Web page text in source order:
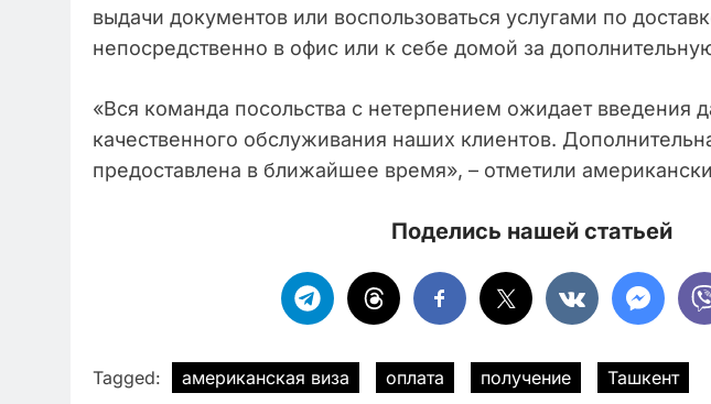
выдачи документов или воспользоваться услугами по
непосредственно в офис или к себе домой за
«Вся команда посольства с нетерпением ожидает введения
качественного обслуживания наших клиентов.
предоставлена в ближайшее время», – отметили
Поделись нашей статьей
Tagged: американская виза оплата получение Ташкент